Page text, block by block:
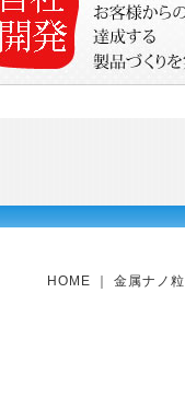
HOME 金属ナノ